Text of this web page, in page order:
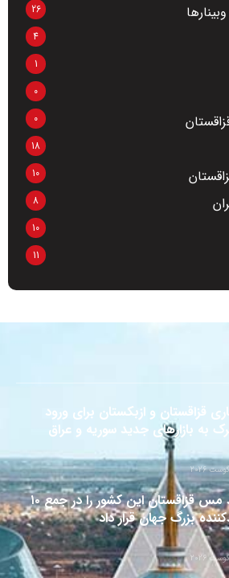
26
4
1
0
0
18
10
8
10
11
قزاقستان و ازبکستان برای ورود
به بازارهای جدید سوریه و عراق
تولید مس قزاقستان این کشور را در جمع ۱۰
بزرگ جهان قرار داد